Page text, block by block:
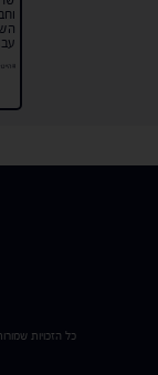
כל הזכויות